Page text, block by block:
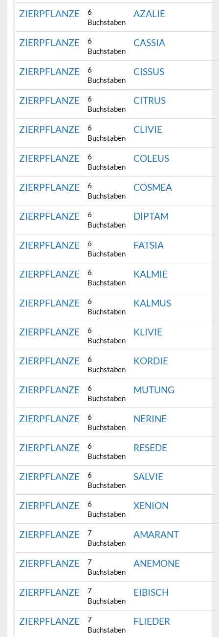
ZIERPFLANZE
6
Buchstaben
AZALIE
ZIERPFLANZE
6
Buchstaben
CASSIA
ZIERPFLANZE
6
Buchstaben
CISSUS
ZIERPFLANZE
6
Buchstaben
CITRUS
ZIERPFLANZE
6
Buchstaben
CLIVIE
ZIERPFLANZE
6
Buchstaben
COLEUS
ZIERPFLANZE
6
Buchstaben
COSMEA
ZIERPFLANZE
6
Buchstaben
DIPTAM
ZIERPFLANZE
6
Buchstaben
FATSIA
ZIERPFLANZE
6
Buchstaben
KALMIE
ZIERPFLANZE
6
Buchstaben
KALMUS
ZIERPFLANZE
6
Buchstaben
KLIVIE
ZIERPFLANZE
6
Buchstaben
KORDIE
ZIERPFLANZE
6
Buchstaben
MUTUNG
ZIERPFLANZE
6
Buchstaben
NERINE
ZIERPFLANZE
6
Buchstaben
RESEDE
ZIERPFLANZE
6
Buchstaben
SALVIE
ZIERPFLANZE
6
Buchstaben
XENION
ZIERPFLANZE
7
Buchstaben
AMARANT
ZIERPFLANZE
7
Buchstaben
ANEMONE
ZIERPFLANZE
7
Buchstaben
EIBISCH
ZIERPFLANZE
7
Buchstaben
FLIEDER